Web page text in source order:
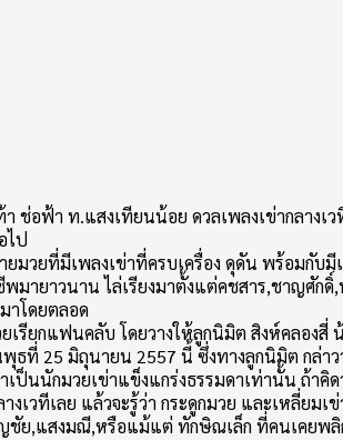
ช่อฟ้า ท.แสงเทียนน้อย ดวลเพลงเข่ากลา
ไป
มวยที่มีเพลงเข่าที่ครบเครื่อง ดุดัน พร้อมกั
ายาวนาน ไล่เรียงมาตั้งแต่คชสาร,ชาญศัก
าโดยตลอด
เรียกแฟนคลับ โดยวางให้ลูกนิมิต สิงห์คลอ
ธที่ 25 มิถุนายน 2557 นี้ ซึ่งทางลูกนิมิต กล่
นนักมวยเข่าแข็งแกร่งธรรมดาเท่านั้น ถ้าคิ
งเวทีเลย แล้วจะรู้ว่า กระดูกมวย และเหลี่
ย,แสงมณี,หรือแม้แต่ ทักษิณเล็ก ที่คนเคยพลิ